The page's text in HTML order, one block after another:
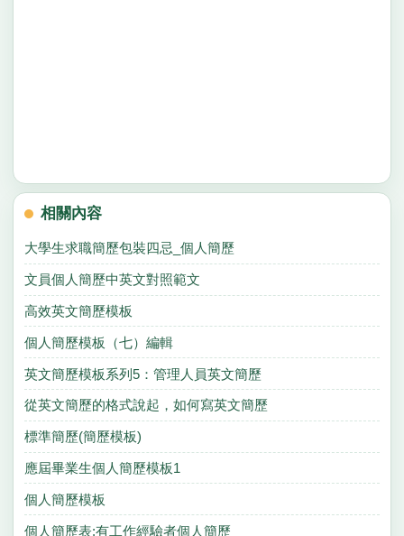
相關內容
大學生求職簡歷包裝四忌_個人簡歷
文員個人簡歷中英文對照範文
高效英文簡歷模板
個人簡歷模板（七）編輯
英文簡歷模板系列5：管理人員英文簡歷
從英文簡歷的格式說起，如何寫英文簡歷
標準簡歷(簡歷模板)
應屆畢業生個人簡歷模板1
個人簡歷模板
個人簡歷表:有工作經驗者個人簡歷